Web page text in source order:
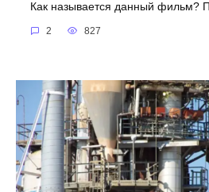
Как называется данный фильм?
2 827